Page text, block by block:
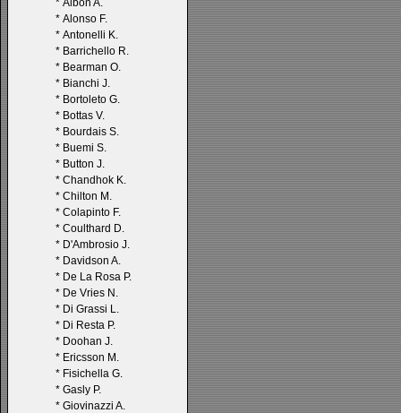
* Albon A.
* Alonso F.
* Antonelli K.
* Barrichello R.
* Bearman O.
* Bianchi J.
* Bortoleto G.
* Bottas V.
* Bourdais S.
* Buemi S.
* Button J.
* Chandhok K.
* Chilton M.
* Colapinto F.
* Coulthard D.
* D'Ambrosio J.
* Davidson A.
* De La Rosa P.
* De Vries N.
* Di Grassi L.
* Di Resta P.
* Doohan J.
* Ericsson M.
* Fisichella G.
* Gasly P.
* Giovinazzi A.